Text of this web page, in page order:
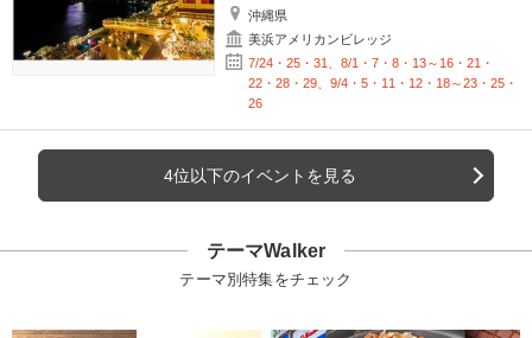
沖縄県
美浜アメリカンビレッジ
7/24・25・31、8/1・7・8・13～16・21・
22・28・29、9/4・5・11・12・18～23・25・
26
4位以下のイベントを見る
テーマWalker
テーマ別特集をチェック